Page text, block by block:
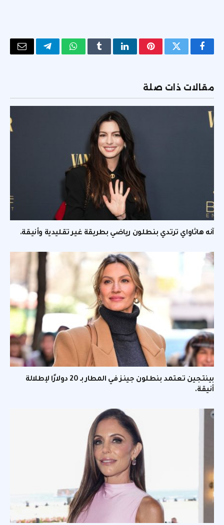
فيسبوكتويتر بينتيريستلينكدإنTumblrواتسابتيلقرامالبريد
مقالات ذات صلة
آنه هاثاواي ترتدي بنطلون رياضي بطريقة غير تقليدية وأنيقة.
بينتجين تعتمد بنطلون جينز في المطار بـ 20 دولارًا لإطلالة
أنيقة.